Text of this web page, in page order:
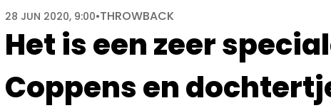
Het is een zeer
Coppens en
28 JUN 2020, 9:00•THROWBACK